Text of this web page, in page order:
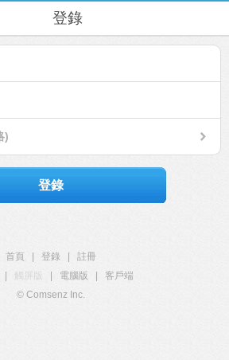
登錄
)
登錄
首頁 登錄
註冊
觸屏版 電腦版
客戶端
© Comsenz Inc.